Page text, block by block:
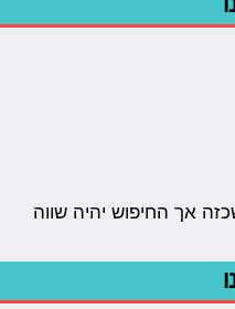
אך החיפוש יהיה שווה